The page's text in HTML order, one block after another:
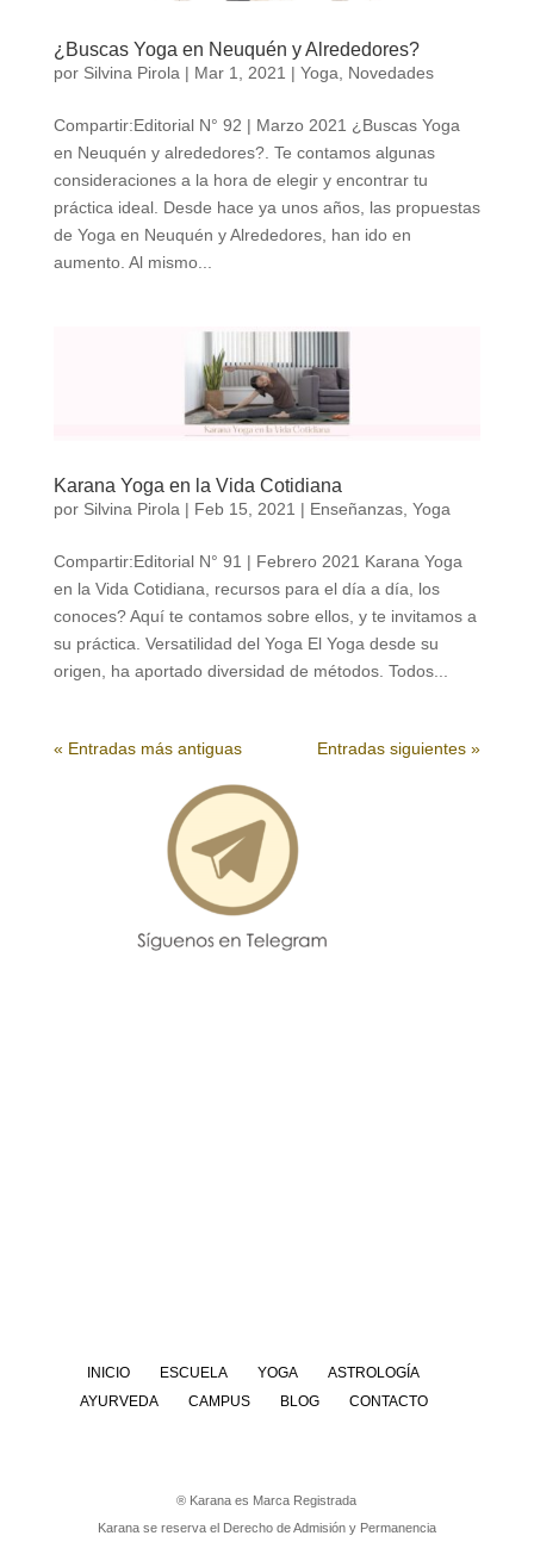
¿Buscas Yoga en Neuquén y Alrededores?
por Silvina Pirola | Mar 1, 2021 | Yoga Novedades
Compartir:Editorial N° 92 | Marzo 2021 ¿Buscas Yoga
en Neuquén y alrededores?. Te contamos algunas
consideraciones a la hora de elegir y encontrar tu
práctica ideal. Desde hace ya unos años, las propuestas
de Yoga en Neuquén y Alrededores, han ido en
aumento. Al mismo...
Karana Yoga en la Vida Cotidiana
por Silvina Pirola | Feb 15, 2021 | Enseñanzas, Yoga
Compartir:Editorial N° 91 | Febrero 2021 Karana Yoga
en la Vida Cotidiana, recursos para el día a día, los
conoces? Aquí te contamos sobre ellos, y te invitamos a
su práctica. Versatilidad del Yoga El Yoga desde su
origen, ha aportado diversidad de métodos. Todos...
« Entradas más antiguas Entradas siguientes »
INICIO ESCUELA YOGA
ASTROLOGÍA
AYURVEDA
CAMPUS BLOG CONTACTO
® Karana es Marca Registrada
Karana se reserva el Derecho de Admisión y Permanencia